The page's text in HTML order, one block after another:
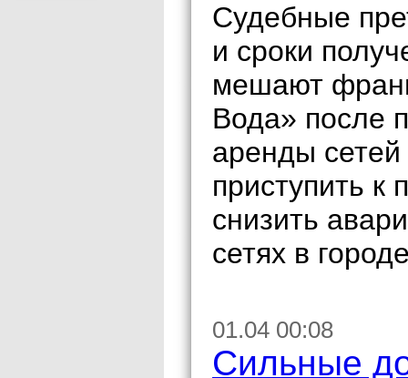
Судебные
и сроки
мешают
Вода» после
аренды сетей
приступить к
снизить
сетях в
01.04 00:08
Сильные